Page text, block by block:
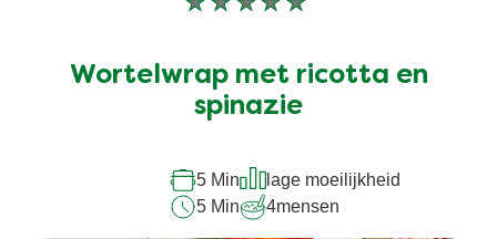
Geen
ingediend
voor
Wortelwrap met ricotta en
spinazie
5 Min
lage moeilijkheid
5 Min
4mensen